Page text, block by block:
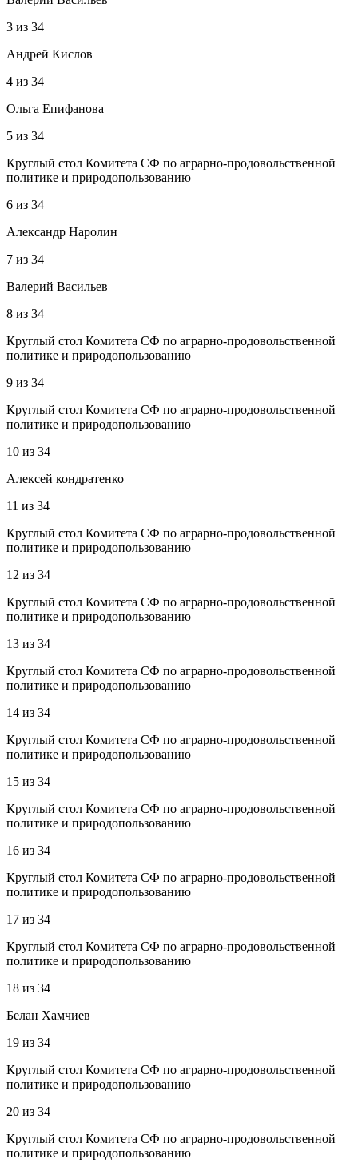
3 из 34
Андрей Кислов
4 из 34
Ольга Епифанова
5 из 34
Круглый стол Комитета СФ по аграрно-продовольственной
политике и природопользованию
6 из 34
Александр Наролин
7 из 34
Валерий Васильев
8 из 34
Круглый стол Комитета СФ по аграрно-продовольственной
политике и природопользованию
9 из 34
Круглый стол Комитета СФ по аграрно-продовольственной
политике и природопользованию
10 из 34
Алексей кондратенко
11 из 34
Круглый стол Комитета СФ по аграрно-продовольственной
политике и природопользованию
12 из 34
Круглый стол Комитета СФ по аграрно-продовольственной
политике и природопользованию
13 из 34
Круглый стол Комитета СФ по аграрно-продовольственной
политике и природопользованию
14 из 34
Круглый стол Комитета СФ по аграрно-продовольственной
политике и природопользованию
15 из 34
Круглый стол Комитета СФ по аграрно-продовольственной
политике и природопользованию
16 из 34
Круглый стол Комитета СФ по аграрно-продовольственной
политике и природопользованию
17 из 34
Круглый стол Комитета СФ по аграрно-продовольственной
политике и природопользованию
18 из 34
Белан Хамчиев
19 из 34
Круглый стол Комитета СФ по аграрно-продовольственной
политике и природопользованию
20 из 34
Круглый стол Комитета СФ по аграрно-продовольственной
политике и природопользованию